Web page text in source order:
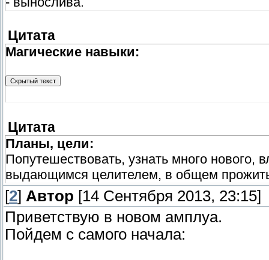
видела, только пролетающие высоко в
вещи, однако получила весьма
оторвать барду уши ибо считал, что это
тридцать лет ушла из деревни в большой
Цитата
Магические навыки:
Цитата
Планы, цели:
Попутешествовать, узнать много нового,
выдающимся целителем, в общем
[2] Автор [14 Сентября 2013, 23:15]
Приветствую в новом амплуа.
Пойдем с самого начала: